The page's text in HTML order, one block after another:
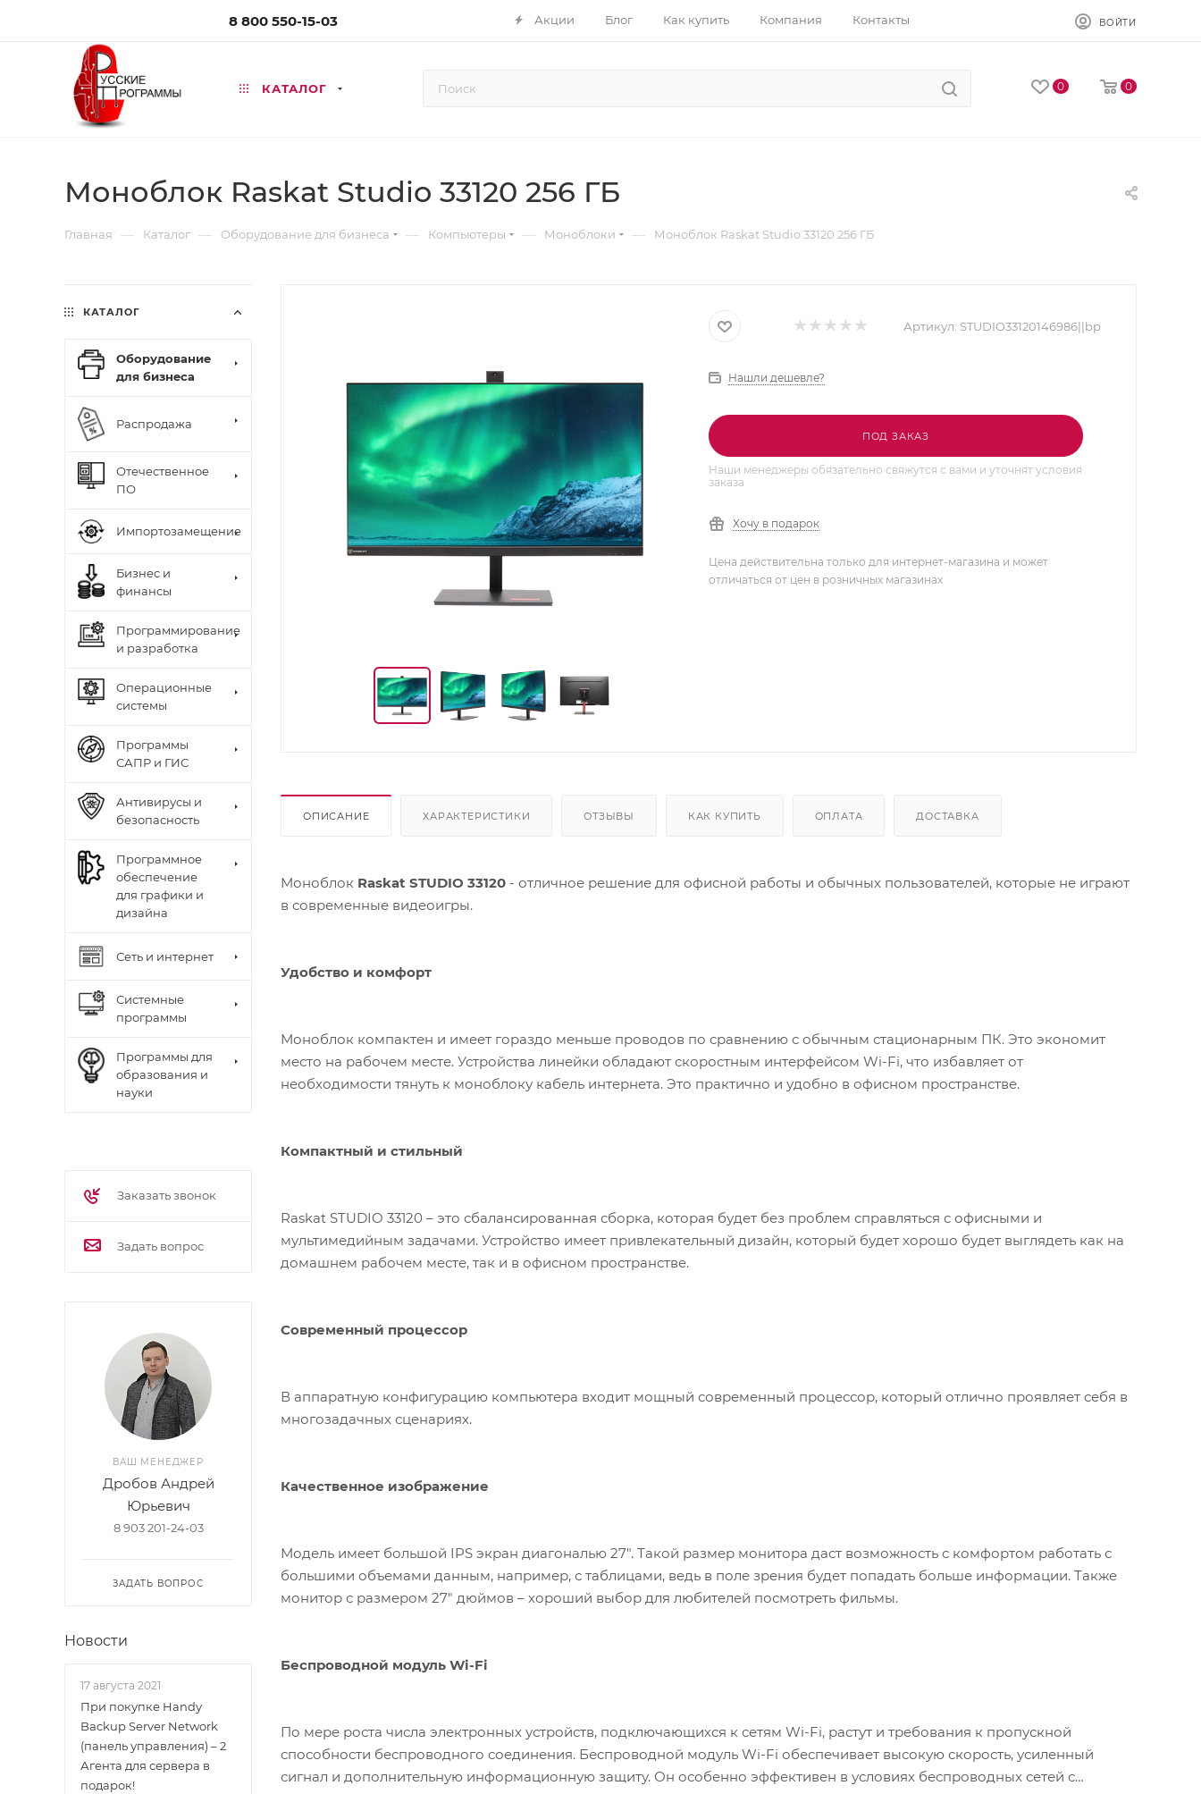
8 800 550-15-03 Акции Блог Как купить Компания Контакты ВОЙТИ
КАТАЛОГ 0 0
Моноблок Raskat Studio 33120 256 ГБ
Главная — Каталог — Оборудование для бизнеса — Компьютеры — Моноблоки — Моноблок Raskat Studio 33120 256 ГБ
Артикул: STUDIO33120146986||bp
Нашли дешевле?
ПОД ЗАКАЗ
Наши менеджеры обязательно свяжутся с вами и уточнят условия
заказа
Хочу в подарок
Цена действительна только для интернет-магазина и может
отличаться от цен в розничных магазинах
ОПИСАНИЕ ХАРАКТЕРИСТИКИ ОТЗЫВЫ КАК КУПИТЬ ОПЛАТА ДОСТАВКА
Моноблок Raskat STUDIO 33120
в современные видеоигры.
Удобство и комфорт
Моноблок компактен и имеет гораздо меньше проводов по сравнению с обычным стационарным ПК. Это экономит
место на рабочем месте. Устройства линейки обладают скоростным интерфейсом Wi-Fi, что избавляет от
необходимости тянуть к моноблоку кабель интернета. Это практично и удобно в офисном пространстве.
Компактный и стильный
Raskat STUDIO 33120 – это сбалансированная сборка, которая будет без проблем справляться с офисными и
мультимедийным задачами. Устройство имеет привлекательный дизайн, который будет хорошо будет выглядеть как на
домашнем рабочем месте, так и в офисном пространстве.
Современный процессор
В аппаратную конфигурацию компьютера входит мощный современный процессор, который отлично проявляет себя в
многозадачных сценариях.
Качественное изображение
Модель имеет большой IPS экран диагональю 27". Такой размер монитора даст возможность с комфортом работать с
большими объемами данным, например, с таблицами, ведь в поле зрения будет попадать больше информации. Также
монитор с размером 27" дюймов – хороший выбор для любителей посмотреть фильмы.
Беспроводной модуль Wi-Fi
По мере роста числа электронных устройств, подключающихся к сетям Wi-Fi, растут и требования к пропускной
способности беспроводного соединения. Беспроводной модуль Wi-Fi обеспечивает высокую скорость, усиленный
сигнал и дополнительную информационную защиту. Он особенно эффективен в условиях беспроводных сетей с
КАТАЛОГ
Оборудование
для бизнеса
Распродажа
Отечественное
ПО
Импортозамещение
Бизнес и
финансы
Программирование
и разработка
Операционные
системы
Программы
САПР и ГИС
Антивирусы и
безопасность
Программное
обеспечение
для графики и
дизайна
Сеть и интернет
Системные
программы
Программы для
образования и
науки
Заказать звонок
Задать вопрос
ВАШ МЕНЕДЖЕР
Дробов Андрей
Юрьевич
8 903 201-24-03
ЗАДАТЬ ВОПРОС
Новости
17 августа 2021
При покупке Handy
Backup Server Network
(панель управления) – 2
Агента для сервера в
подарок!